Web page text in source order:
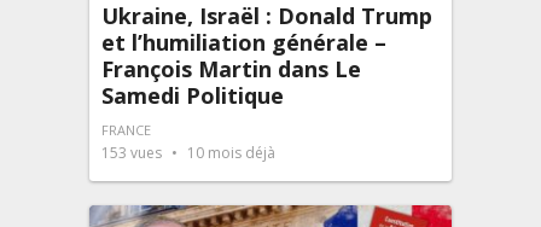
Ukraine, Israël : Donald Trump
et l’humiliation générale –
François Martin dans Le
Samedi Politique
FRANCE
153 vues 10 mois déjà